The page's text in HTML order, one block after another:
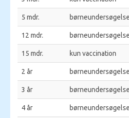
5 mdr.
12 mdr.
15 mdr. kun vaccination
2 år børneundersøgelse
3 år børneundersøgelse
4 år